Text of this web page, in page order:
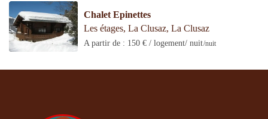
Chalet Epinettes
Les étages, La Clusaz,La Clusaz
A partir de : 150 € / logement/ nuit/nuit